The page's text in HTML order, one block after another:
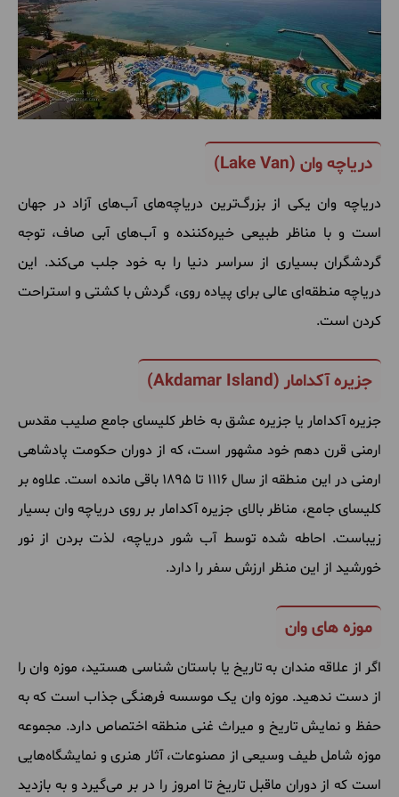
دریاچه وان (Lake Van)
دریاچه وان یکی از بزرگ‌ترین دریاچه‌های آب‌های آزاد در جهان
است و با مناظر طبیعی خیره‌کننده و آب‌های آبی صاف، توجه
گردشگران بسیاری از سراسر دنیا را به خود جلب می‌کند. این
دریاچه منطقه‌ای عالی برای پیاده‌ روی، گردش با کشتی و استراحت
کردن است.
جزیره آکدامار (Akdamar Island)
جزیره آکدامار یا جزیره عشق به خاطر کلیسای جامع صلیب مقدس
ارمنی قرن دهم خود مشهور است، که از دوران حکومت پادشاهی
ارمنی در این منطقه از سال 1116 تا 1895 باقی مانده است. علاوه بر
کلیسای جامع، مناظر بالای جزیره آکدامار بر روی دریاچه وان بسیار
زیباست. احاطه شده توسط آب شور دریاچه، لذت بردن از نور
خورشید از این منظر ارزش سفر را دارد.
موزه های وان
اگر از علاقه مندان به تاریخ یا باستان شناسی هستید، موزه وان را
از دست ندهید. موزه وان یک موسسه فرهنگی جذاب است که به
حفظ و نمایش تاریخ و میراث غنی منطقه اختصاص دارد. مجموعه
موزه شامل طیف وسیعی از مصنوعات، آثار هنری و نمایشگاه‌هایی
است که از دوران ماقبل تاریخ تا امروز را در بر می‌گیرد و به بازدید